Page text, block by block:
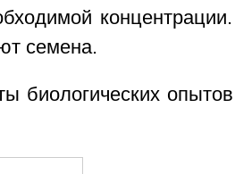
семена.
биологических